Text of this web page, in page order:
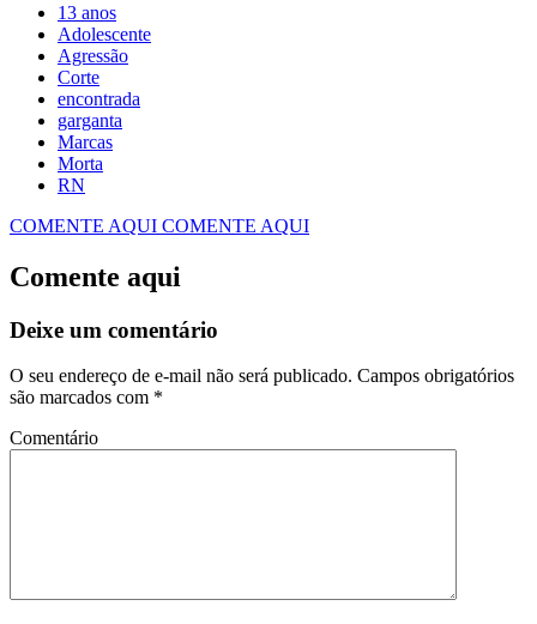
13 anos
Adolescente
Agressão
Corte
encontrada
garganta
Marcas
Morta
RN
COMENTE AQUI COMENTE AQUI
Comente aqui
Deixe um comentário
O seu endereço de e-mail não será publicado. Campos obrigatórios
são marcados com *
Comentário